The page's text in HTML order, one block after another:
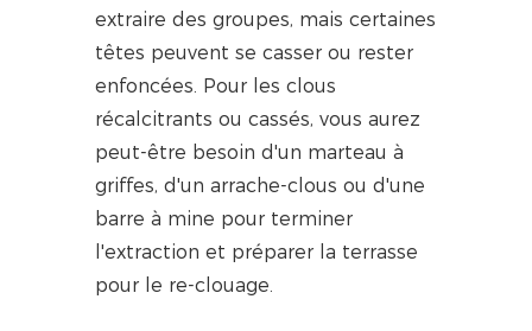
extraire des groupes, mais certaines
têtes peuvent se casser ou rester
enfoncées. Pour les clous
récalcitrants ou cassés, vous aurez
peut-être besoin d'un marteau à
griffes, d'un arrache-clous ou d'une
barre à mine pour terminer
l'extraction et préparer la terrasse
pour le re-clouage.